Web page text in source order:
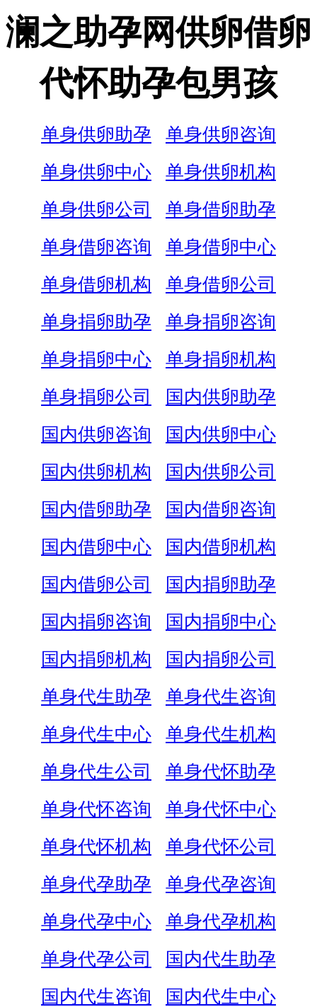
澜之助孕网供卵借卵
代怀助孕包男孩
单身供卵助孕
单身供卵咨询
单身供卵中心
单身供卵机构
单身供卵公司
单身借卵助孕
单身借卵咨询
单身借卵中心
单身借卵机构
单身借卵公司
单身捐卵助孕
单身捐卵咨询
单身捐卵中心
单身捐卵机构
单身捐卵公司
国内供卵助孕
国内供卵咨询
国内供卵中心
国内供卵机构
国内供卵公司
国内借卵助孕
国内借卵咨询
国内借卵中心
国内借卵机构
国内借卵公司
国内捐卵助孕
国内捐卵咨询
国内捐卵中心
国内捐卵机构
国内捐卵公司
单身代生助孕
单身代生咨询
单身代生中心
单身代生机构
单身代生公司
单身代怀助孕
单身代怀咨询
单身代怀中心
单身代怀机构
单身代怀公司
单身代孕助孕
单身代孕咨询
单身代孕中心
单身代孕机构
单身代孕公司
国内代生助孕
国内代生咨询
国内代生中心